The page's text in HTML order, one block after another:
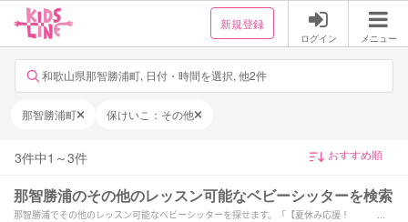
新規登録
ログイン メニュー
和歌山県那智勝浦町, 日付・時間を選択, 他2件
那智勝浦町 保けいこ：その他
3件中1 ～3件
那智勝浦のその他のレッスン可能なベビーシッターを検索
那智勝浦でその他のレッスン可能なベビーシッターを探せます。「【夏休み応援！